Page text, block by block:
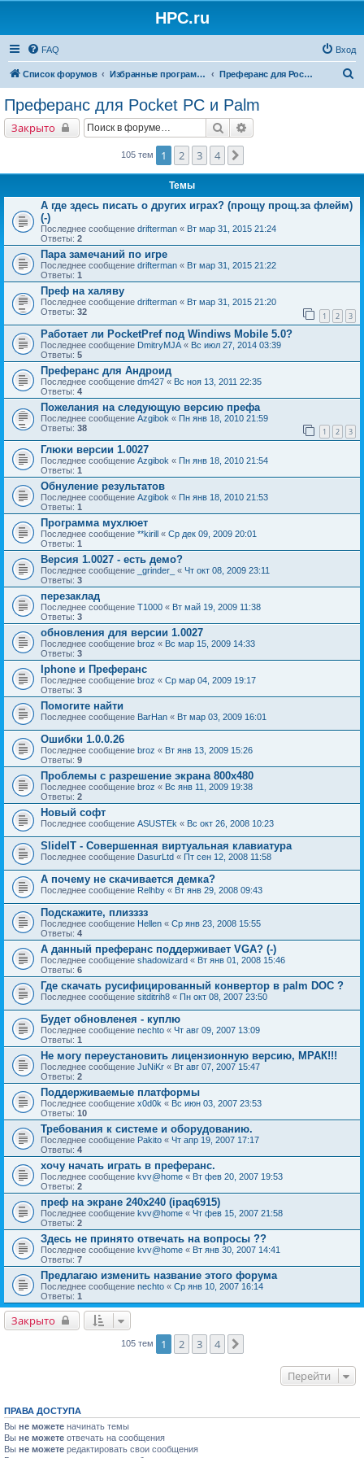
HPC.ru
FAQ Вход
Список форумов Избранные программы для КПК Преферанс для Pocket PC и Palm
Преферанс для Pocket PC и Palm
Закрыто Поиск
105 тем 1 2 3 4
Темы
А где здесь писать о других играх? (прощу прощ.за флейм)
(-)
Последнее сообщение drifterman « Вт мар 31, 2015 21:24
Ответы: 2
Пара замечаний по игре
Последнее сообщение drifterman « Вт мар 31, 2015 21:22
Ответы: 1
Преф на халяву
Последнее сообщение drifterman « Вт мар 31, 2015 21:20
Ответы: 32 1 2 3
Работает ли PocketPref под Windiws Mobile 5.0?
Последнее сообщение DmitryMJA « Вс июл 27, 2014 03:39
Ответы: 5
Преферанс для Андроид
Последнее сообщение dm427 « Вс ноя 13, 2011 22:35
Ответы: 4
Пожелания на следующую версию префа
Последнее сообщение Azgibok « Пн янв 18, 2010 21:59
Ответы: 38 1 2 3
Глюки версии 1.0027
Последнее сообщение Azgibok « Пн янв 18, 2010 21:54
Ответы: 1
Обнуление результатов
Последнее сообщение Azgibok « Пн янв 18, 2010 21:53
Ответы: 1
Программа мухлюет
Последнее сообщение **kirill « Ср дек 09, 2009 20:01
Ответы: 1
Версия 1.0027 - есть демо?
Последнее сообщение _grinder_ « Чт окт 08, 2009 23:11
Ответы: 3
перезаклад
Последнее сообщение T1000 « Вт май 19, 2009 11:38
Ответы: 3
обновления для версии 1.0027
Последнее сообщение broz « Вс мар 15, 2009 14:33
Ответы: 3
Iphone и Преферанс
Последнее сообщение broz « Ср мар 04, 2009 19:17
Ответы: 3
Помогите найти
Последнее сообщение BarHan « Вт мар 03, 2009 16:01
Ошибки 1.0.0.26
Последнее сообщение broz « Вт янв 13, 2009 15:26
Ответы: 9
Проблемы с разрешение экрана 800х480
Последнее сообщение broz « Вс янв 11, 2009 19:38
Ответы: 2
Новый софт
Последнее сообщение ASUSTEk « Вс окт 26, 2008 10:23
SlideIT - Совершенная виртуальная клавиатура
Последнее сообщение DasurLtd « Пт сен 12, 2008 11:58
А почему не скачивается демка?
Последнее сообщение Relhby « Вт янв 29, 2008 09:43
Подскажите, плизззз
Последнее сообщение Hellen « Ср янв 23, 2008 15:55
Ответы: 4
А данный преферанс поддерживает VGA? (-)
Последнее сообщение shadowizard « Вт янв 01, 2008 15:46
Ответы: 6
Где скачать русифицированный конвертор в palm DOC ?
Последнее сообщение sitditrih8 « Пн окт 08, 2007 23:50
Будет обновленея - куплю
Последнее сообщение nechto « Чт авг 09, 2007 13:09
Ответы: 1
Не могу переустановить лицензионную версию, МРАК!!!
Последнее сообщение JuNiKr « Вт авг 07, 2007 15:47
Ответы: 2
Поддерживаемые платформы
Последнее сообщение x0d0k « Вс июн 03, 2007 23:53
Ответы: 10
Требования к системе и оборудованию.
Последнее сообщение Pakito « Чт апр 19, 2007 17:17
Ответы: 4
хочу начать играть в преферанс.
Последнее сообщение kvv@home « Вт фев 20, 2007 19:53
Ответы: 2
преф на экране 240х240 (ipaq6915)
Последнее сообщение kvv@home « Чт фев 15, 2007 21:58
Ответы: 2
Здесь не принято отвечать на вопросы ??
Последнее сообщение kvv@home « Вт янв 30, 2007 14:41
Ответы: 7
Предлагаю изменить название этого форума
Последнее сообщение nechto « Ср янв 10, 2007 16:14
Ответы: 1
Закрыто
105 тем 1 2 3 4
Перейти
ПРАВА ДОСТУПА
Вы не можете начинать темы
Вы не можете отвечать на сообщения
Вы не можете редактировать свои сообщения